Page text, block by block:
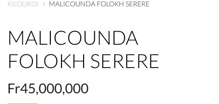
KILOUKOI MALICOUNDA FOLOKH SERERE
MALICOUNDA
FOLOKH SERERE
Fr45,000,000